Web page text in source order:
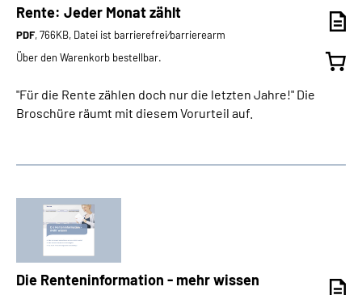
Rente: Jeder Monat zählt
PDF, 766KB, Datei ist barrierefrei⁄barrierearm
Über den Warenkorb bestellbar.
"Für die Rente zählen doch nur die letzten Jahre!" Die
Broschüre räumt mit diesem Vorurteil auf.
Die Renteninformation - mehr wissen